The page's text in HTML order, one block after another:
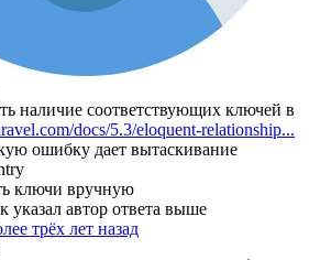
наличие соответствующих ключей в
docs/5.3/eloquent-relationship...
ошибку дает вытаскивание
ключи вручную
указал автор ответа выше
трёх лет назад